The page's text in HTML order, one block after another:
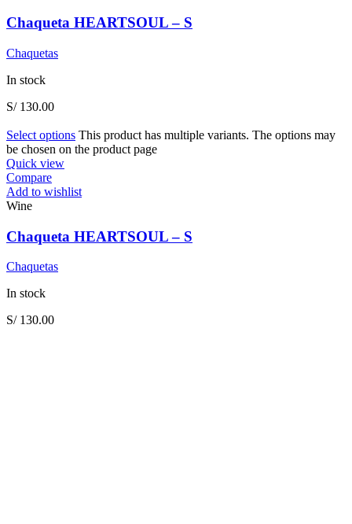
Chaqueta HEARTSOUL – S
Chaquetas
In stock
S/130.00
Select options This product has multiple variants. The options may
be chosen on the product page
Quick view
Compare
Add to wishlist
Wine
Chaqueta HEARTSOUL – S
Chaquetas
In stock
S/130.00